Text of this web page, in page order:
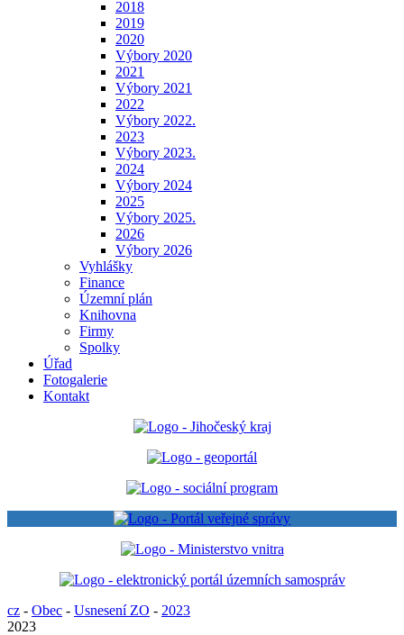
2018
2019
2020
Výbory 2020
2021
Výbory 2021
2022
Výbory 2022.
2023
Výbory 2023.
2024
Výbory 2024
2025
Výbory 2025.
2026
Výbory 2026
Vyhlášky
Finance
Územní plán
Knihovna
Firmy
Spolky
Úřad
Fotogalerie
Kontakt
cz - Obec - Usnesení ZO - 2023
2023